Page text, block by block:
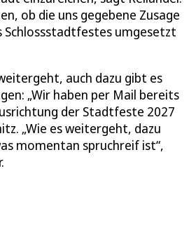
ob die uns gegebene Zusage
Schlossstadtfestes umgesetzt
auch dazu gibt es
„Wir haben per Mail bereits
der Stadtfeste 2027
„Wie es weitergeht, dazu
momentan spruchreif ist“,